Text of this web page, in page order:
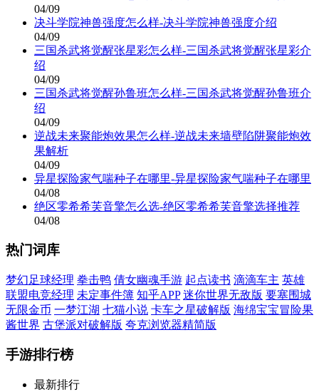
04/09
决斗学院神兽强度怎么样-决斗学院神兽强度介绍
04/09
三国杀武将觉醒张星彩怎么样-三国杀武将觉醒张星彩介
绍
04/09
三国杀武将觉醒孙鲁班怎么样-三国杀武将觉醒孙鲁班介
绍
04/09
逆战未来聚能炮效果怎么样-逆战未来墙壁陷阱聚能炮效
果解析
04/09
异星探险家气喘种子在哪里-异星探险家气喘种子在哪里
04/08
绝区零希希芙音擎怎么选-绝区零希希芙音擎选择推荐
04/08
热门词库
梦幻足球经理 拳击鸭 倩女幽魂手游 起点读书 滴滴车主 英雄
联盟电竞经理 未定事件簿 知乎APP 迷你世界无敌版 要塞围城
无限金币 一梦江湖 七猫小说 卡车之星破解版 海绵宝宝冒险果
酱世界 古堡派对破解版 夸克浏览器精简版
手游排行榜
最新排行